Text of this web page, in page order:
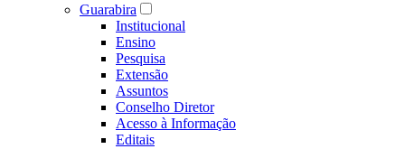
Guarabira
Institucional
Ensino
Pesquisa
Extensão
Assuntos
Conselho Diretor
Acesso à Informação
Editais